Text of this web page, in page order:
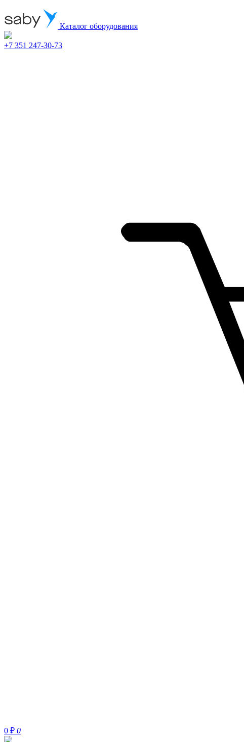
Каталог оборудования
+7 351 247-30-73
0 ₽ 0